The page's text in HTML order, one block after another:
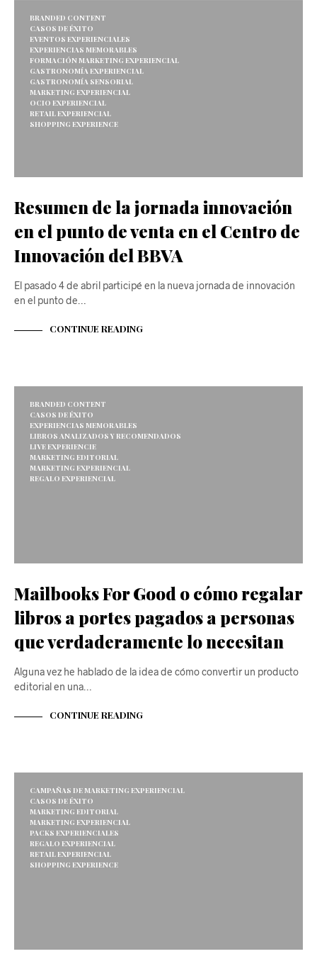
BRANDED CONTENT
CASOS DE ÉXITO
EVENTOS EXPERIENCIALES
EXPERIENCIAS MEMORABLES
FORMACIÓN MARKETING EXPERIENCIAL
GASTRONOMÍA EXPERIENCIAL
GASTRONOMÍA SENSORIAL
MARKETING EXPERIENCIAL
OCIO EXPERIENCIAL
RETAIL EXPERIENCIAL
SHOPPING EXPERIENCE
Resumen de la jornada innovación
en el punto de venta en el Centro de
Innovación del BBVA
El pasado 4 de abril participé en la nueva jornada de innovación
en el punto de…
CONTINUE READING
BRANDED CONTENT
CASOS DE ÉXITO
EXPERIENCIAS MEMORABLES
LIBROS ANALIZADOS Y RECOMENDADOS
LIVE EXPERIENCIE
MARKETING EDITORIAL
MARKETING EXPERIENCIAL
REGALO EXPERIENCIAL
Mailbooks For Good o cómo regalar
libros a portes pagados a personas
que verdaderamente lo necesitan
Alguna vez he hablado de la idea de cómo convertir un producto
editorial en una…
CONTINUE READING
CAMPAÑAS DE MARKETING EXPERIENCIAL
CASOS DE ÉXITO
MARKETING EDITORIAL
MARKETING EXPERIENCIAL
PACKS EXPERIENCIALES
REGALO EXPERIENCIAL
RETAIL EXPERIENCIAL
SHOPPING EXPERIENCE